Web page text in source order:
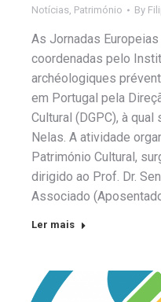
Notícias, Património By
As Jornadas
coordenadas pelo
archéologiques
em Portugal pela
Cultural (DGPC), à
Nelas. A atividade
Património Cultural,
dirigido ao Prof. Dr.
Associado
Ler mais